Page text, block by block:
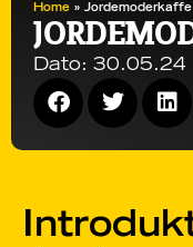
Home » Jordemoderkaffe
Dato: 30.05.24